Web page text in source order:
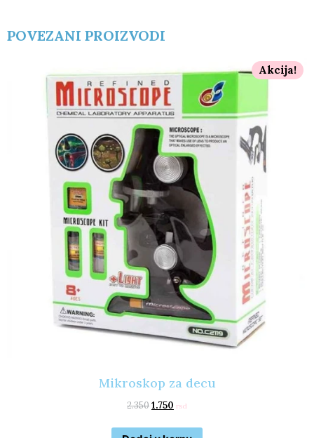
POVEZANI PROIZVODI
Akcija!
Mikroskop za decu
2.3501.750 rsd